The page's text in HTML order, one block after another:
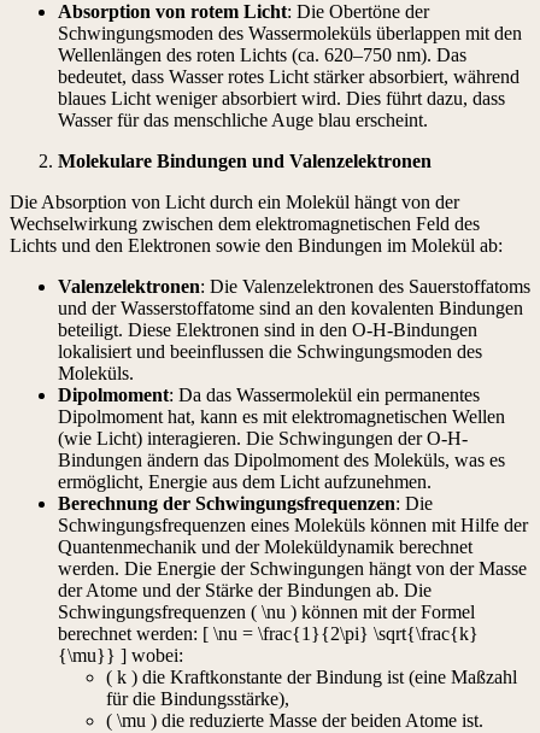
Absorption von rotem Licht: Die Obertöne der
Schwingungsmoden des Wassermoleküls überlappen mit den
Wellenlängen des roten Lichts (ca. 620–750 nm). Das
bedeutet, dass Wasser rotes Licht stärker absorbiert, während
blaues Licht weniger absorbiert wird. Dies führt dazu, dass
Wasser für das menschliche Auge blau erscheint.
Molekulare Bindungen und Valenzelektronen
Die Absorption von Licht durch ein Molekül hängt von der
Wechselwirkung zwischen dem elektromagnetischen Feld des
Lichts und den Elektronen sowie den Bindungen im Molekül ab:
Valenzelektronen: Die Valenzelektronen des Sauerstoffatoms
und der Wasserstoffatome sind an den kovalenten Bindungen
beteiligt. Diese Elektronen sind in den O-H-Bindungen
lokalisiert und beeinflussen die Schwingungsmoden des
Moleküls.
Dipolmoment: Da das Wassermolekül ein permanentes
Dipolmoment hat, kann es mit elektromagnetischen Wellen
(wie Licht) interagieren. Die Schwingungen der O-H-
Bindungen ändern das Dipolmoment des Moleküls, was es
ermöglicht, Energie aus dem Licht aufzunehmen.
Berechnung der Schwingungsfrequenzen: Die
Schwingungsfrequenzen eines Moleküls können mit Hilfe der
Quantenmechanik und der Moleküldynamik berechnet
werden. Die Energie der Schwingungen hängt von der Masse
der Atome und der Stärke der Bindungen ab. Die
Schwingungsfrequenzen ( \nu ) können mit der Formel
berechnet werden: [ \nu = \frac{1}{2\pi} \sqrt{\frac{k}
{\mu}} ] wobei:
( k ) die Kraftkonstante der Bindung ist (eine Maßzahl
für die Bindungsstärke),
( \mu ) die reduzierte Masse der beiden Atome ist.